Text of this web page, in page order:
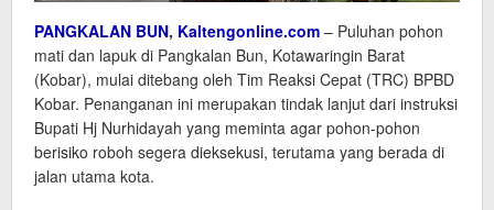
PANGKALAN BUN, Kaltengonline.com – Puluhan pohon
mati dan lapuk di Pangkalan Bun, Kotawaringin Barat
(Kobar), mulai ditebang oleh Tim Reaksi Cepat (TRC) BPBD
Kobar. Penanganan ini merupakan tindak lanjut dari instruksi
Bupati Hj Nurhidayah yang meminta agar pohon-pohon
berisiko roboh segera dieksekusi, terutama yang berada di
jalan utama kota.